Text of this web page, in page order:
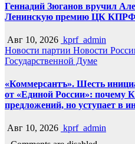
Геннадий Зюганов вручил
Ленинскую премию ЦК КПРФ
Авг 10, 2026 kprf_admin
Новости партии Новости
Государственной Думе
«Коммерсантъ». Шесть
от «Единой России»: почему
предложений, но уступает в
Авг 10, 2026 kprf_admin